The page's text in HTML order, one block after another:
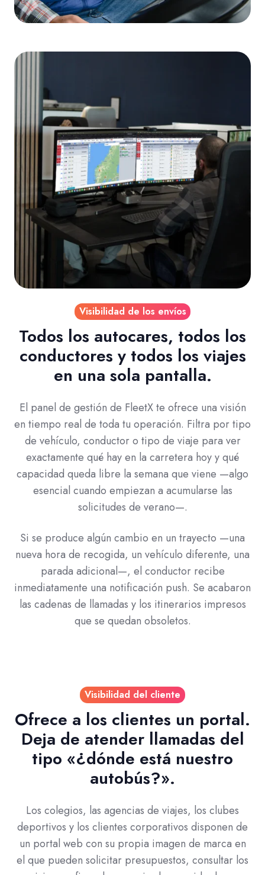
Visibilidad de los envíos
Todos los autocares, todos los
conductores y todos los viajes
en una sola pantalla.
El panel de gestión de FleetX te ofrece una visión
en tiempo real de toda tu operación. Filtra por tipo
de vehículo, conductor o tipo de viaje para ver
exactamente qué hay en la carretera hoy y qué
capacidad queda libre la semana que viene —algo
esencial cuando empiezan a acumularse las
solicitudes de verano—.
Si se produce algún cambio en un trayecto —una
nueva hora de recogida, un vehículo diferente, una
parada adicional—, el conductor recibe
inmediatamente una notificación push. Se acabaron
las cadenas de llamadas y los itinerarios impresos
que se quedan obsoletos.
Visibilidad del cliente
Ofrece a los clientes un portal.
Deja de atender llamadas del
tipo «¿dónde está nuestro
autobús?».
Los colegios, las agencias de viajes, los clubes
deportivos y los clientes corporativos disponen de
un portal web con su propia imagen de marca en
el que pueden solicitar presupuestos, consultar los